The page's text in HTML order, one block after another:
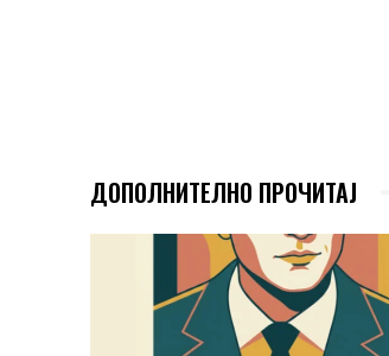
ДОПОЛНИТЕЛНО ПРОЧИТАЈ